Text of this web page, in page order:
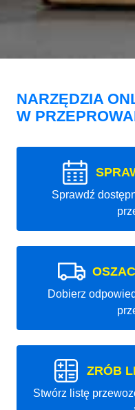
NARZĘDZIA
W
Sprawdź
Dobierz
ZRÓB
Stwórz listę